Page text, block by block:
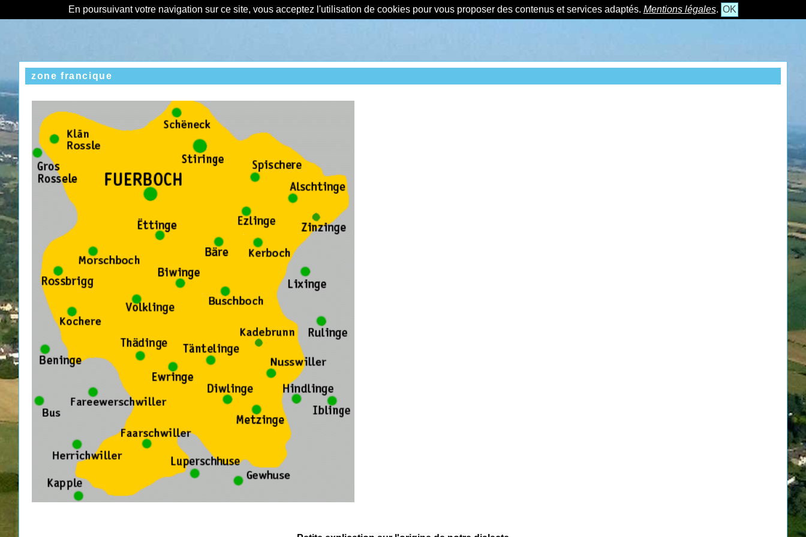
En poursuivant votre navigation sur ce site, vous acceptez l'utilisation de cookies pour vous proposer des contenus et services adaptés. Mentions légales. OK
zone francique